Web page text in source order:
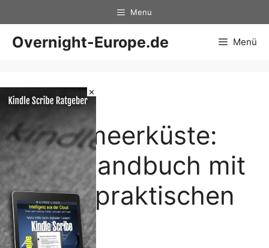
×
Inhalt
springen
Menu
Overnight-Europe.de Menü
Türkei
Mittelmeerküste:
Reisehandbuch mit
vielen praktischen
Tipps